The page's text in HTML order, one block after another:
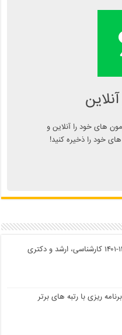
های خود را آنلاین و
خود را ذخیره کنید!
یا دانلود
گیر
ریزی با رتبه های برتر